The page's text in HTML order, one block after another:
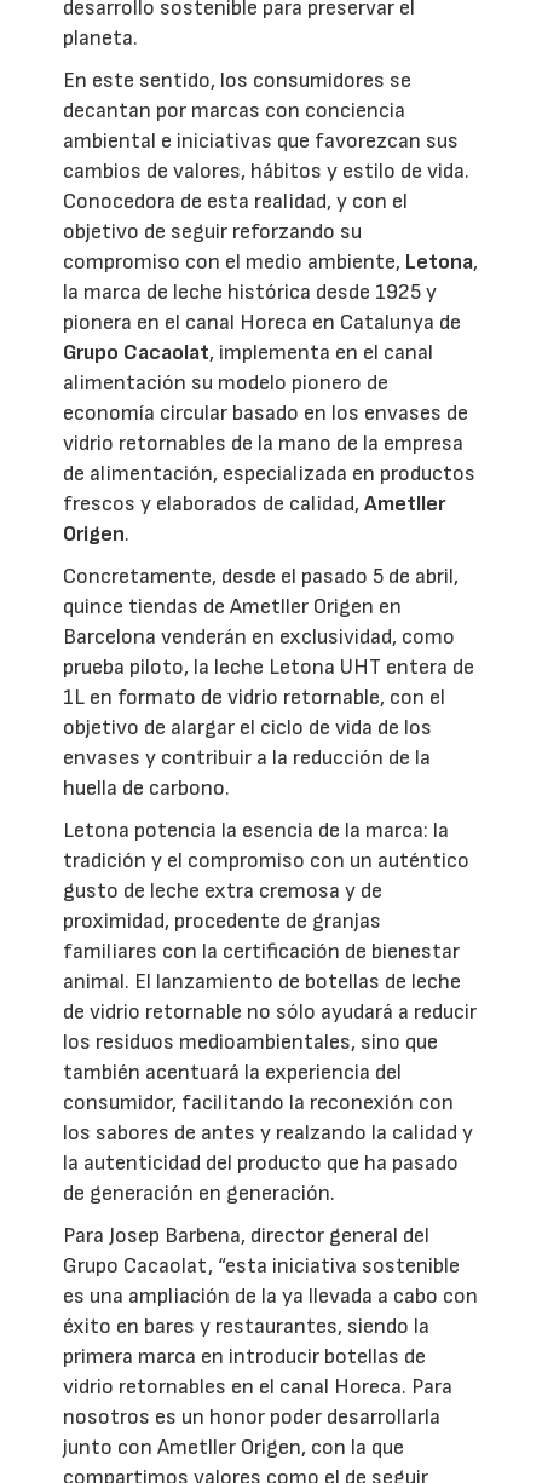
desarrollo sostenible para preservar el
planeta.
En este sentido, los consumidores se
decantan por marcas con conciencia
ambiental e iniciativas que favorezcan sus
cambios de valores, hábitos y estilo de vida.
Conocedora de esta realidad, y con el
objetivo de seguir reforzando su
compromiso con el medio ambiente, Letona,
la marca de leche histórica desde 1925 y
pionera en el canal Horeca en Catalunya de
Grupo Cacaolat, implementa en el canal
alimentación su modelo pionero de
economía circular basado en los envases de
vidrio retornables de la mano de la empresa
de alimentación, especializada en productos
frescos y elaborados de calidad,Ametller
Origen.
Concretamente, desde el pasado 5 de abril,
quince tiendas de Ametller Origen en
Barcelona venderán en exclusividad, como
prueba piloto, la leche Letona UHT entera de
1L en formato de vidrio retornable, con el
objetivo de alargar el ciclo de vida de los
envases y contribuir a la reducción de la
huella de carbono.
Letona potencia la esencia de la marca: la
tradición y el compromiso con un auténtico
gusto de leche extra cremosa y de
proximidad, procedente de granjas
familiares con la certificación de bienestar
animal. El lanzamiento de botellas de leche
de vidrio retornable no sólo ayudará a reducir
los residuos medioambientales, sino que
también acentuará la experiencia del
consumidor, facilitando la reconexión con
los sabores de antes y realzando la calidad y
la autenticidad del producto que ha pasado
de generación en generación.
Para Josep Barbena, director general del
Grupo Cacaolat, “esta iniciativa sostenible
es una ampliación de la ya llevada a cabo con
éxito en bares y restaurantes, siendo la
primera marca en introducir botellas de
vidrio retornables en el canal Horeca. Para
nosotros es un honor poder desarrollarla
junto con Ametller Origen, con la que
compartimos valores como el de seguir